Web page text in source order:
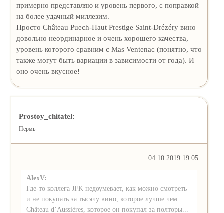
примерно представляю и уровень первого, с поправкой
на более удачный миллезим.
Просто Château Puech-Haut Prestige Saint-Drézéry вино
довольно неординарное и очень хорошего качества,
уровень которого сравним с Mas Ventenac (понятно, что
также могут быть вариации в зависимости от года). И
оно очень вкусное!
Prostoy_chitatel:
Пермь
04.10.2019 19:05
AlexV:
Где-то коллега JFK недоумевает, как можно смотреть
и не покупать за тысячу вино, которое лучше чем
Château d’Aussières, которое он покупал за полторы...